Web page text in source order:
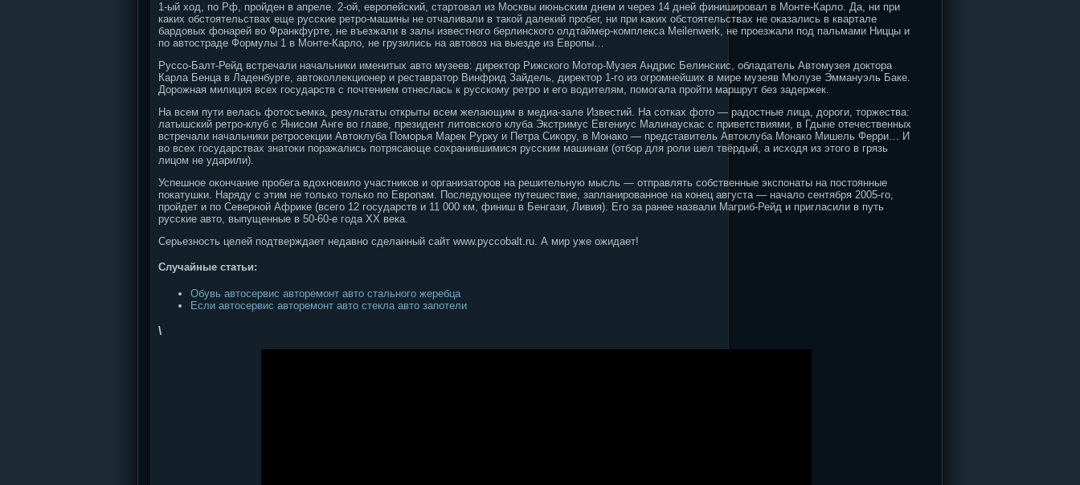
1-ый ход, по Рф, пройден в апреле. 2-ой, европейский, стартовал из Москвы июньским днем и через 14 дней финишировал в Монте-Карло. Да, ни при
каких обстоятельствах еще русские ретро-машины не отчаливали в такой далекий пробег, ни при каких обстоятельствах не оказались в квартале
бардовых фонарей во Франкфурте, не въезжали в залы известного берлинского олдтаймер-комплекса Meilenwerk, не проезжали под пальмами Ниццы и
по автостраде Формулы 1 в Монте-Карло, не грузились на автовоз на выезде из Европы…
Руссо-Балт-Рейд встречали начальники именитых авто музеев: директор Рижского Мотор-Музея Андрис Белинскис, обладатель Автомузея доктора
Карла Бенца в Ладенбурге, автоколлекционер и реставратор Винфрид Зайдель, директор 1-го из огромнейших в мире музеяв Мюлузе Эммануэль Баке.
Дорожная милиция всех государств с почтением отнеслась к русскому ретро и его водителям, помогала пройти маршрут без задержек.
На всем пути велась фотосъемка, результаты открыты всем желающим в медиа-зале Известий. На сотках фото — радостные лица, дороги, торжества:
латышский ретро-клуб с Янисом Анге во главе, президент литовского клуба Экстримус Евгениус Малинаускас с приветствиями, в Гдыне отечественных
встречали начальники ретросекции Автоклуба Поморья Марек Рурку и Петра Сикору, в Монако — представитель Автоклуба Монако Мишель Ферри… И
во всех государствах знатоки поражались потрясающе сохранившимися русским машинам (отбор для роли шел твёрдый, а исходя из этого в грязь
лицом не ударили).
Успешное окончание пробега вдохновило участников и организаторов на решительную мысль — отправлять собственные экспонаты на постоянные
покатушки. Наряду с этим не только только по Европам. Последующее путешествие, запланированное на конец августа — начало сентября 2005-го,
пройдет и по Северной Африке (всего 12 государств и 11 000 км, финиш в Бенгази, Ливия). Его за ранее назвали Магриб-Рейд и пригласили в путь
русские авто, выпущенные в 50-60-е года ХХ века.
Серьезность целей подтверждает недавно сделанный сайт www.pyccobalt.ru. А мир уже ожидает!
Случайные статьи:
Обувь автосервис авторемонт авто стального жеребца
Если автосервис авторемонт авто стекла авто запотели
\